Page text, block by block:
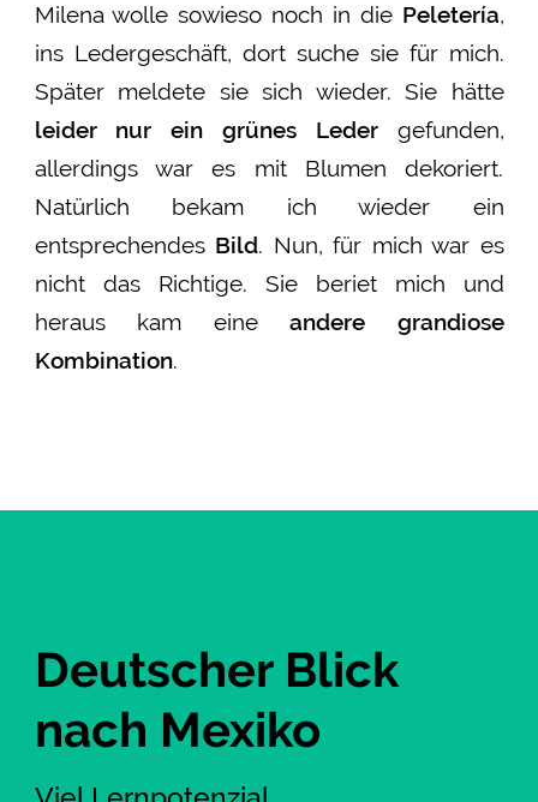
Milena wolle sowieso noch in die Peletería,
ins Ledergeschäft, dort suche sie für mich.
Später meldete sie sich wieder. Sie hätte
leider nur ein grünes Ledergefunden,
allerdings war es mit Blumen dekoriert.
Natürlich bekam ich wieder ein
entsprechendes Bild. Nun, für mich war es
nicht das Richtige. Sie beriet mich und
heraus kam eine andere grandiose
Kombination.
Deutscher Blick
nach Mexiko